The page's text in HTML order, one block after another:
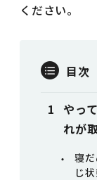
ください。
目次
やっ
れが
寝
じ